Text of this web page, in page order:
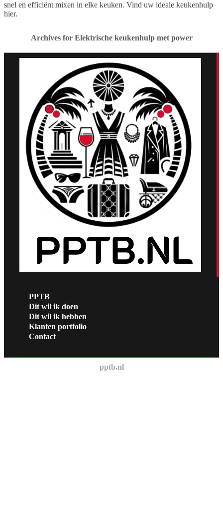
snel en efficiënt mixen in elke keuken. Vind uw ideale keukenhulp
hier.
Archives for Elektrische keukenhulp met power
PPTB
Dit wil ik doen
Dit wil ik hebben
Klanten portfolio
Contact
pptb.nl